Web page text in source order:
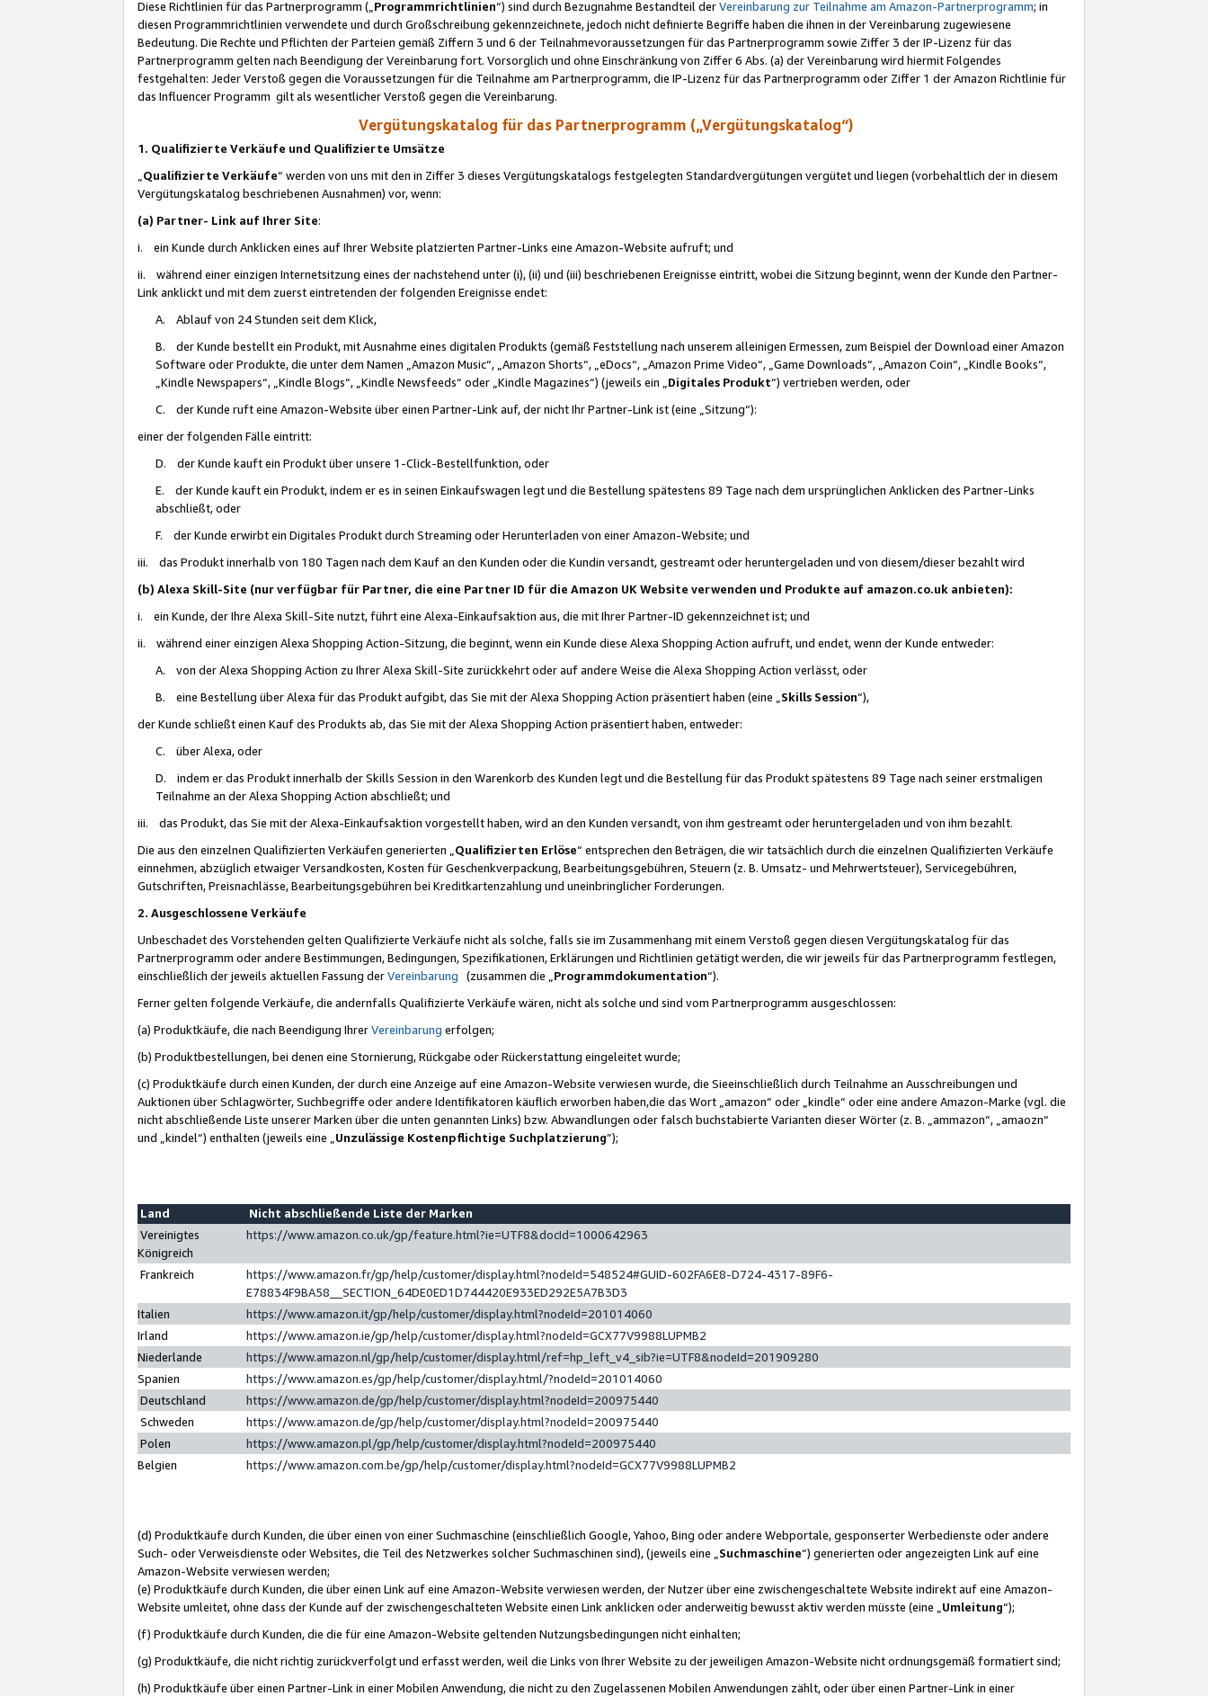
Diese Richtlinien für das Partnerprogramm („Programmrichtlinien“) sind durch Bezugnahme Bestandteil derVereinbarung zur Teilnahme am Amazon-Partnerprogramm; in
diesen Programmrichtlinien verwendete und durch Großschreibung gekennzeichnete, jedoch nicht definierte Begriffe haben die ihnen in der Vereinbarung zugewiesene
Bedeutung. Die Rechte und Pflichten der Parteien gemäß Ziffern 3 und 6 der Teilnahmevoraussetzungen für das Partnerprogramm sowie Ziffer 3 der IP-Lizenz für das
Partnerprogramm gelten nach Beendigung der Vereinbarung fort. Vorsorglich und ohne Einschränkung von Ziffer 6 Abs. (a) der Vereinbarung wird hiermit Folgendes
festgehalten: Jeder Verstoß gegen die Voraussetzungen für die Teilnahme am Partnerprogramm, die IP-Lizenz für das Partnerprogramm oder Ziffer 1 der Amazon Richtlinie für
das Influencer Programm gilt als wesentlicher Verstoß gegen die Vereinbarung.
Vergütungskatalog für das Partnerprogramm („Vergütungskatalog“)
1. Qualifizierte Verkäufe und Qualifizierte Umsätze
Qualifizierte Verkäufe“ werden von uns mit den in Ziffer 3 dieses Vergütungskatalogs festgelegten Standardvergütungen vergütet und liegen (vorbehaltlich der in diesem
Vergütungskatalog beschriebenen Ausnahmen) vor, wenn:
(a) Partner- Link auf Ihrer Site:
i. ein Kunde durch Anklicken eines auf Ihrer Website platzierten Partner-Links eine Amazon-Website aufruft; und
ii. während einer einzigen Internetsitzung eines der nachstehend unter (i), (ii) und (iii) beschriebenen Ereignisse eintritt, wobei die Sitzung beginnt, wenn der Kunde den Partner-
Link anklickt und mit dem zuerst eintretenden der folgenden Ereignisse endet:
A. Ablauf von 24 Stunden seit dem Klick,
B. der Kunde bestellt ein Produkt, mit Ausnahme eines digitalen Produkts (gemäß Feststellung nach unserem alleinigen Ermessen, zum Beispiel der Download einer Amazon
Software oder Produkte, die unter dem Namen „Amazon Music“, „Amazon Shorts“, „eDocs“, „Amazon Prime Video“, „Game Downloads“, „Amazon Coin“, „Kindle Books“,
„Kindle Newspapers“, „Kindle Blogs“, „Kindle Newsfeeds“ oder „Kindle Magazines“) (jeweils ein „ Digitales Produkt“) vertrieben werden, oder
C. der Kunde ruft eine Amazon-Website über einen Partner-Link auf, der nicht Ihr Partner-Link ist (eine „Sitzung“):
einer der folgenden Fälle eintritt:
D. der Kunde kauft ein Produkt über unsere 1-Click-Bestellfunktion, oder
E. der Kunde kauft ein Produkt, indem er es in seinen Einkaufswagen legt und die Bestellung spätestens 89 Tage nach dem ursprünglichen Anklicken des Partner-Links
abschließt, oder
F. der Kunde erwirbt ein Digitales Produkt durch Streaming oder Herunterladen von einer Amazon-Website; und
iii. das Produkt innerhalb von 180 Tagen nach dem Kauf an den Kunden oder die Kundin versandt, gestreamt oder heruntergeladen und von diesem/dieser bezahlt wird
(b) Alexa Skill-Site (nur verfügbar für Partner, die eine Partner ID für die Amazon UK Website verwenden und Produkte auf amazon.co.uk anbieten):
i. ein Kunde, der Ihre Alexa Skill-Site nutzt, führt eine Alexa-Einkaufsaktion aus, die mit Ihrer Partner-ID gekennzeichnet ist; und
ii. während einer einzigen Alexa Shopping Action-Sitzung, die beginnt, wenn ein Kunde diese Alexa Shopping Action aufruft, und endet, wenn der Kunde entweder:
A. von der Alexa Shopping Action zu Ihrer Alexa Skill-Site zurückkehrt oder auf andere Weise die Alexa Shopping Action verlässt, oder
B. eine Bestellung über Alexa für das Produkt aufgibt, das Sie mit der Alexa Shopping Action präsentiert haben (eine „ Skills Session“),
der Kunde schließt einen Kauf des Produkts ab, das Sie mit der Alexa Shopping Action präsentiert haben, entweder:
C. über Alexa, oder
D. indem er das Produkt innerhalb der Skills Session in den Warenkorb des Kunden legt und die Bestellung für das Produkt spätestens 89 Tage nach seiner erstmaligen
Teilnahme an der Alexa Shopping Action abschließt; und
iii. das Produkt, das Sie mit der Alexa-Einkaufsaktion vorgestellt haben, wird an den Kunden versandt, von ihm gestreamt oder heruntergeladen und von ihm bezahlt.
Die aus den einzelnen Qualifizierten Verkäufen generierten „ Qualifizierten Erlöse“ entsprechen den Beträgen, die wir tatsächlich durch die einzelnen Qualifizierten Verkäufe
einnehmen, abzüglich etwaiger Versandkosten, Kosten für Geschenkverpackung, Bearbeitungsgebühren, Steuern (z. B. Umsatz- und Mehrwertsteuer), Servicegebühren,
Gutschriften, Preisnachlässe, Bearbeitungsgebühren bei Kreditkartenzahlung und uneinbringlicher Forderungen.
2. Ausgeschlossene Verkäufe
Unbeschadet des Vorstehenden gelten Qualifizierte Verkäufe nicht als solche, falls sie im Zusammenhang mit einem Verstoß gegen diesen Vergütungskatalog für das
Partnerprogramm oder andere Bestimmungen, Bedingungen, Spezifikationen, Erklärungen und Richtlinien getätigt werden, die wir jeweils für das Partnerprogramm festlegen,
einschließlich der jeweils aktuellen Fassung derVereinbarung (zusammen die „ Programmdokumentation“).
Ferner gelten folgende Verkäufe, die andernfalls Qualifizierte Verkäufe wären, nicht als solche und sind vom Partnerprogramm ausgeschlossen:
(a) Produktkäufe, die nach Beendigung IhrerVereinbarung erfolgen;
(b) Produktbestellungen, bei denen eine Stornierung, Rückgabe oder Rückerstattung eingeleitet wurde;
(c) Produktkäufe durch einen Kunden, der durch eine Anzeige auf eine Amazon-Website verwiesen wurde, die Sieeinschließlich durch Teilnahme an Ausschreibungen und
Auktionen über Schlagwörter, Suchbegriffe oder andere Identifikatoren käuflich erworben haben,die das Wort „amazon“ oder „kindle“ oder eine andere Amazon-Marke (vgl. die
nicht abschließende Liste unserer Marken über die unten genannten Links) bzw. Abwandlungen oder falsch buchstabierte Varianten dieser Wörter (z. B. „ammazon“, „amaozn“
und „kindel“) enthalten (jeweils eine „ Unzulässige Kostenpflichtige Suchplatzierung”);
Land
Nicht abschließende Liste der Marken
Vereinigtes
Königreich
https://www.amazon.co.uk/gp/feature.html?ie=UTF8&docId=1000642963
Frankreich
https://www.amazon.fr/gp/help/customer/display.html?nodeId=548524#GUID-602FA6E8-D724-4317-89F6-
E78834F9BA58__SECTION_64DE0ED1D744420E933ED292E5A7B3D3
Italien
https://www.amazon.it/gp/help/customer/display.html?nodeId=201014060
Irland
https://www.amazon.ie/gp/help/customer/display.html?nodeId=GCX77V9988LUPMB2
Niederlande
https://www.amazon.nl/gp/help/customer/display.html/ref=hp_left_v4_sib?ie=UTF8&nodeId=201909280
Spanien
https://www.amazon.es/gp/help/customer/display.html/?nodeId=201014060
Deutschland
https://www.amazon.de/gp/help/customer/display.html?nodeId=200975440
Schweden
https://www.amazon.de/gp/help/customer/display.html?nodeId=200975440
Polen
https://www.amazon.pl/gp/help/customer/display.html?nodeId=200975440
Belgien
https://www.amazon.com.be/gp/help/customer/display.html?nodeId=GCX77V9988LUPMB2
(d) Produktkäufe durch Kunden, die über einen von einer Suchmaschine (einschließlich Google, Yahoo, Bing oder andere Webportale, gesponserter Werbedienste oder andere
Such- oder Verweisdienste oder Websites, die Teil des Netzwerkes solcher Suchmaschinen sind), (jeweils eine „ Suchmaschine“) generierten oder angezeigten Link auf eine
Amazon-Website verwiesen werden;
(e) Produktkäufe durch Kunden, die über einen Link auf eine Amazon-Website verwiesen werden, der Nutzer über eine zwischengeschaltete Website indirekt auf eine Amazon-
Website umleitet, ohne dass der Kunde auf der zwischengeschalteten Website einen Link anklicken oder anderweitig bewusst aktiv werden müsste (eine „ Umleitung“);
(f) Produktkäufe durch Kunden, die die für eine Amazon-Website geltenden Nutzungsbedingungen nicht einhalten;
(g) Produktkäufe, die nicht richtig zurückverfolgt und erfasst werden, weil die Links von Ihrer Website zu der jeweiligen Amazon-Website nicht ordnungsgemäß formatiert sind;
(h) Produktkäufe über einen Partner-Link in einer Mobilen Anwendung, die nicht zu den Zugelassenen Mobilen Anwendungen zählt, oder über einen Partner-Link in einer